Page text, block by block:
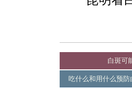
白斑可
吃什么和用什么预防